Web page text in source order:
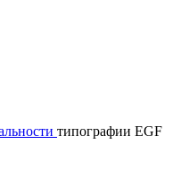
типографии EGF